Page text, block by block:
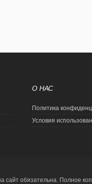
О НАС
Политика
Условия
сайт обязательна. Полное